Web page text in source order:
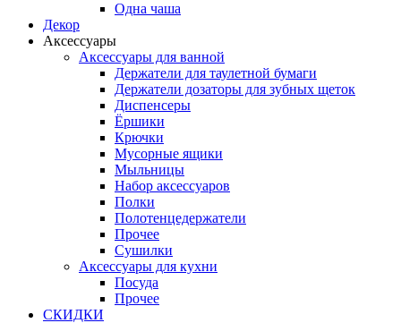
Одна чаша
Декор
Аксессуары
Аксессуары для ванной
Держатели для таулетной бумаги
Держатели дозаторы для зубных щеток
Диспенсеры
Ёршики
Крючки
Мусорные ящики
Мыльницы
Набор аксессуаров
Полки
Полотенцедержатели
Прочее
Сушилки
Аксессуары для кухни
Посуда
Прочее
СКИДКИ